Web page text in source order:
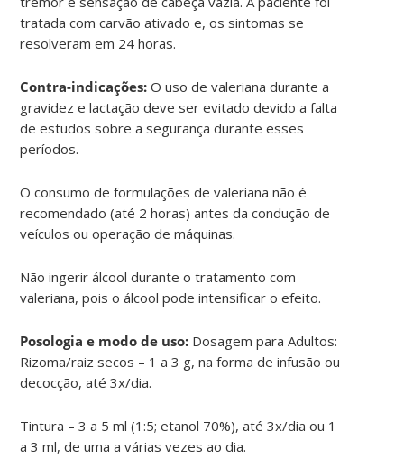
tratada com carvão ativado e, os sintomas se
resolveram em 24 horas.
Contra-indicações:O uso de valeriana durante a
gravidez e lactação deve ser evitado devido a falta
de estudos sobre a segurança durante esses
períodos.
O consumo de formulações de valeriana não é
recomendado (até 2 horas) antes da condução de
veículos ou operação de máquinas.
Não ingerir álcool durante o tratamento com
valeriana, pois o álcool pode intensificar o efeito.
Posologia e modo de uso: Dosagem para Adultos:
Rizoma/raiz secos – 1 a 3 g, na forma de infusão ou
decocção, até 3x/dia.
Tintura – 3 a 5 ml (1:5; etanol 70%), até 3x/dia ou 1
a 3 ml, de uma a várias vezes ao dia.